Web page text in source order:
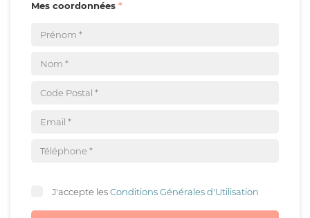
Mes coordonnées
J'accepte lesConditions Générales d'Utilisation